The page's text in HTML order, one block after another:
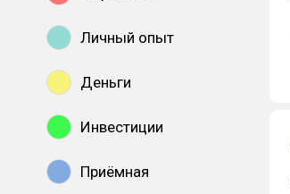
Личный опыт
Деньги
Инвестиции
Приёмная